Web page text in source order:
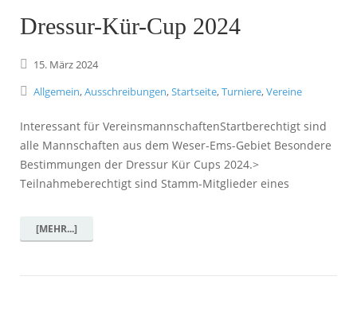
Dressur-Kür-Cup 2024
15. März2024
Allgemein,Ausschreibungen,Startseite,Turniere,Vereine
Interessant für VereinsmannschaftenStartberechtigt sind
alle Mannschaften aus dem Weser-Ems-Gebiet Besondere
Bestimmungen der Dressur Kür Cups 2024.>
Teilnahmeberechtigt sind Stamm-Mitglieder eines
[MEHR...]